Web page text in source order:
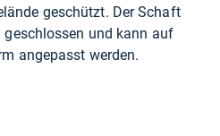
geschützt. Der Schaft
und kann auf
angepasst werden.